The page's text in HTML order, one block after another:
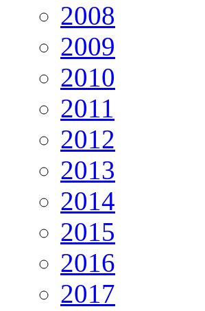
2008
2009
2010
2011
2012
2013
2014
2015
2016
2017